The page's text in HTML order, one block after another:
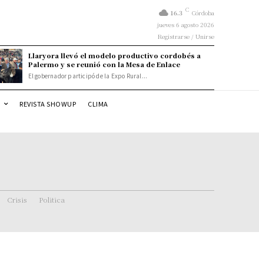
16.3 C Córdoba
jueves 6 agosto 2026
Registrarse / Unirse
Llaryora llevó el modelo productivo cordobés a
Palermo y se reunió con la Mesa de Enlace
El gobernador participó de la Expo Rural...
REVISTA SHOWUP CLIMA
Crisis Politica